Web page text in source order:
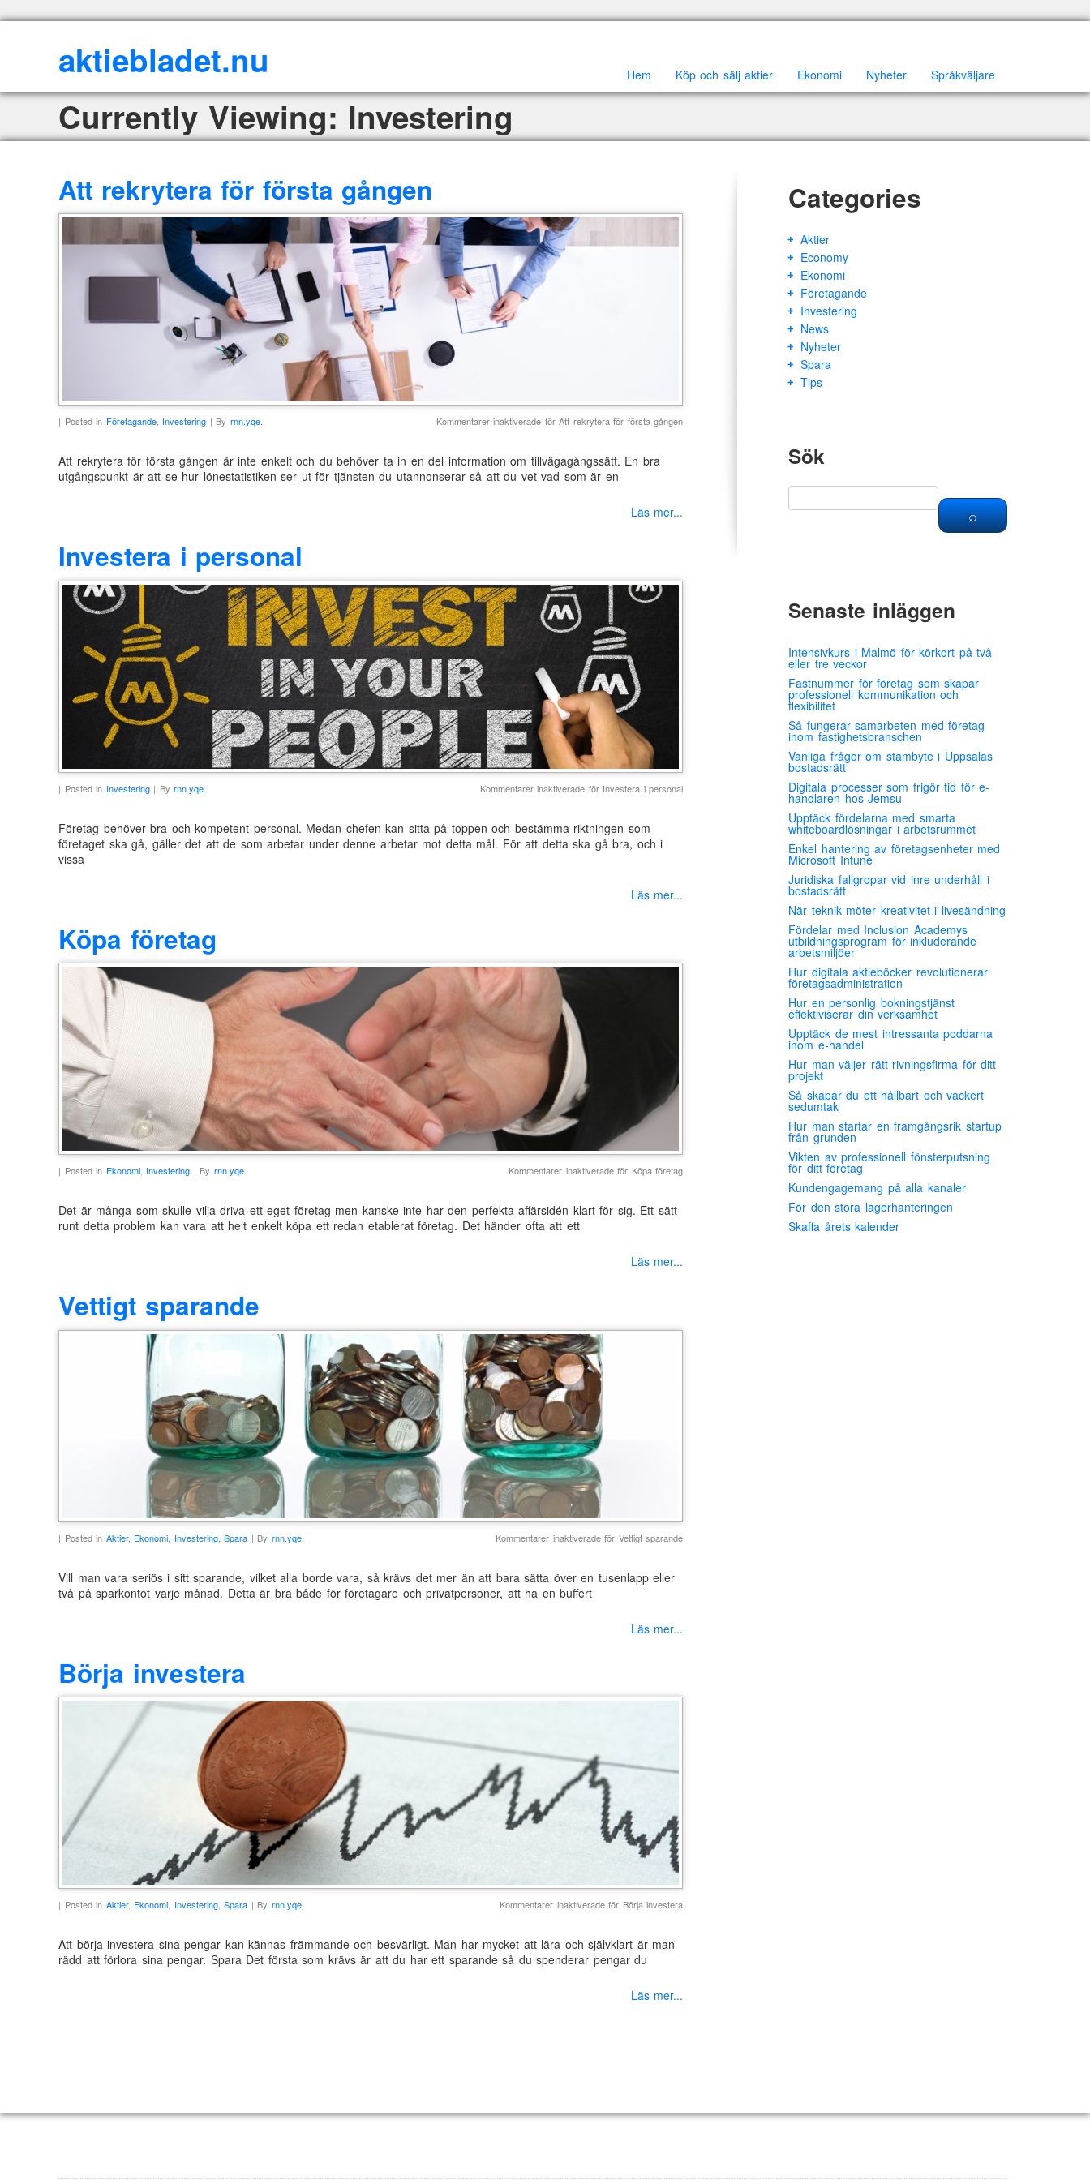
aktiebladet.nu Hem Köp och sälj aktier Ekonomi Nyheter Språkväljare
Currently Viewing: Investering
Att rekrytera för första gången
| Posted in Företagande, Investering | By rnn.yqe. Kommentarer inaktiverade för Att rekrytera för första gången
Att rekrytera för första gången är inte enkelt och du behöver ta in en del information om tillvägagångssätt. En bra
utgångspunkt är att se hur lönestatistiken ser ut för tjänsten du utannonserar så att du vet vad som är en
Läs mer...
Investera i personal
| Posted in Investering| By rnn.yqe. Kommentarer inaktiverade för Investera i personal
Företag behöver bra och kompetent personal. Medan chefen kan sitta på toppen och bestämma riktningen som
företaget ska gå, gäller det att de som arbetar under denne arbetar mot detta mål. För att detta ska gå bra, och i
vissa
Läs mer...
Köpa företag
| Posted in Ekonomi, Investering | By rnn.yqe. Kommentarer inaktiveradeför Köpa företag
Det är många som skulle vilja driva ett eget företag men kanske inte har den perfekta affärsidén klart för sig. Ett sätt
runt detta problem kan vara att helt enkelt köpa ett redan etablerat företag. Det händer ofta att ett
Läs mer...
Vettigt sparande
| Posted in Aktier, Ekonomi Investering, Spara | By rnn.yqe. Kommentarer inaktiveradeför Vettigt sparande
Vill man vara seriös i sitt sparande, vilket alla borde vara, så krävs det mer än att bara sätta över en tusenlapp eller
två på sparkontot varje månad. Detta är bra både för företagare och privatpersoner, att ha en buffert
Läs mer...
Börja investera
| Posted in Aktier, Ekonomi Investering, Spara | By rnn.yqe. Kommentarer inaktiveradeför Börja investera
Att börja investera sina pengar kan kännas främmande och besvärligt. Man har mycket att lära och självklart är man
rädd att förlora sina pengar. Spara Det första som krävs är att du har ett sparande så du spenderar pengar du
Läs mer...
Categories
Aktier
Economy
Ekonomi
Företagande
Investering
News
Nyheter
Spara
Tips
Sök
Senaste inläggen
Intensivkurs i Malmö för körkort på två
eller tre veckor
Fastnummer för företag som skapar
professionell kommunikation och
flexibilitet
Så fungerar samarbeten med företag
inom fastighetsbranschen
Vanliga frågor om stambyte i Uppsalas
bostadsrätt
Digitala processer som frigör tid för e-
handlaren hos Jemsu
Upptäck fördelarna med smarta
whiteboardlösningar i arbetsrummet
Enkel hantering av företagsenheter med
Microsoft Intune
Juridiska fallgropar vid inre underhåll i
bostadsrätt
När teknik möter kreativitet i livesändning
Fördelar med Inclusion Academys
utbildningsprogram för inkluderande
arbetsmiljöer
Hur digitala aktieböcker revolutionerar
företagsadministration
Hur en personlig bokningstjänst
effektiviserar din verksamhet
Upptäck de mest intressanta poddarna
inom e-handel
Hur man väljer rätt rivningsfirma för ditt
projekt
Så skapar du ett hållbart och vackert
sedumtak
Hur man startar en framgångsrik startup
från grunden
Vikten av professionell fönsterputsning
för ditt företag
Kundengagemang på alla kanaler
För den stora lagerhanteringen
Skaffa årets kalender